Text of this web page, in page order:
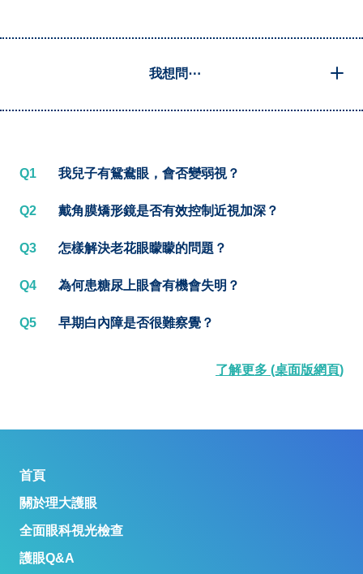
我想問⋯
Q1 我兒子有鴛鴦眼，會否變弱視？
Q2 戴角膜矯形鏡是否有效控制近視加深？
Q3 怎樣解決老花眼矇矇的問題？
Q4 為何患糖尿上眼會有機會失明？
Q5 早期白內障是否很難察覺？
了解更多 (桌面版網頁)
首頁
關於理大護眼
全面眼科視光檢查
護眼Q&A